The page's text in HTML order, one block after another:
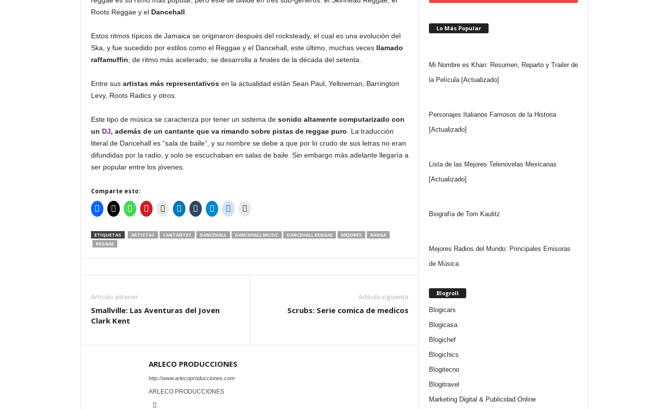
Roots Reggae y el Dancehall
Estos ritmos típicos de Jamaica se originaron después del rocksteady, el cual es una evolución del
Ska, y fue sucedido por estilos como el Reggae y el Dancehall, este último, muchas veces llamado
raffamuffin , de ritmo más acelerado, se desarrolla a finales de la década del setenta.
Entre sus artistas más representativosen la actualidad están Sean Paul, Yellowman, Barrington
Levy, Roots Radics y otros.
Este tipo de música se caracteriza por tener un sistema de sonido altamente computarizado con
un DJ, además de un cantante que va rimando sobre pistas de reggae puro . La traducción
literal de Dancehall es “sala de baile”, y su nombre se debe a que por lo crudo de sus letras no eran
difundidas por la radio, y solo se escuchaban en salas de baile. Sin embargo más adelante llegaría a
ser popular entre los jóvenes.
Comparte esto:
ETIQUETAS ARTISTAS CANTANTES DANCEHALL DANCEHALL MUSIC DANCEHALL REGGAE MEJORES
RAGGA
REGGAE
Artículo anterior
Smallville: Las Aventuras del Joven
Clark Kent
Artículo siguiente
Scrubs: Serie comica de medicos
ARLECO PRODUCCIONES
http://www.arlecoproducciones.com
ARLECO PRODUCCIONES
Lo Más Popular
Mi Nombre es Khan: Resumen, Reparto y Trailer de
la Película [Actualizado]
Personajes Italianos Famosos de la Historia
[Actualizado]
Lista de las Mejores Telenovelas Mexicanas
[Actualizado]
Biografía de Tom Kaulitz
Mejores Radios del Mundo: Principales Emisoras
de Música
Blogroll
Blogicars
Blogicasa
Blogichef
Blogichics
Blogitecno
Blogitravel
Marketing Digital & Publicidad Online